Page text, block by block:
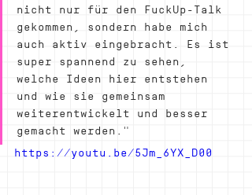
nicht nur für den FuckUp-Talk
gekommen, sondern habe mich
auch aktiv eingebracht. Es ist
super spannend zu sehen,
welche Ideen hier entstehen
und wie sie gemeinsam
weiterentwickelt und besser
gemacht werden."
https://youtu.be/5Jm_6YX_D00